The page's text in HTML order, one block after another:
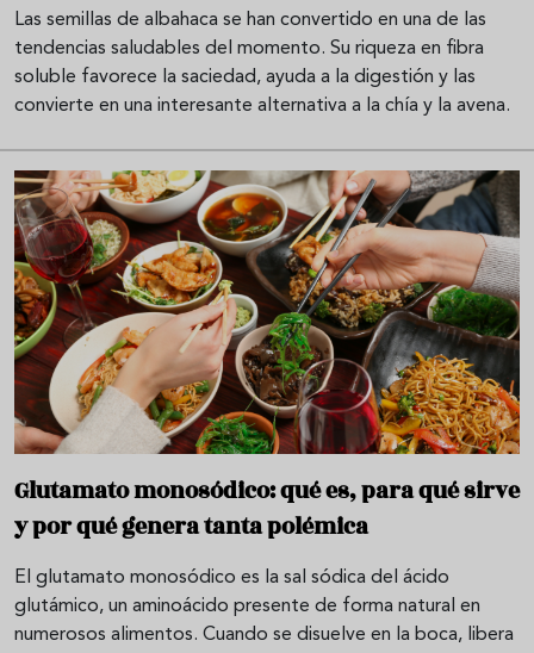
Las semillas de albahaca se han convertido en una de las
tendencias saludables del momento. Su riqueza en fibra
soluble favorece la saciedad, ayuda a la digestión y las
convierte en una interesante alternativa a la chía y la avena.
Glutamato monosódico: qué es, para qué sirve
y por qué genera tanta polémica
El glutamato monosódico es la sal sódica del ácido
glutámico, un aminoácido presente de forma natural en
numerosos alimentos. Cuando se disuelve en la boca, libera